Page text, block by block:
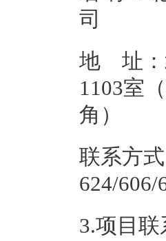
地 址：
1103室
联系方
3.项目联